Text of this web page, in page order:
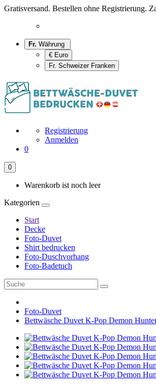
Gratisversand. Bestellen ohne Registrierung.
Fr. Währung
€ Euro
Fr. Schweizer Franken
Registrierung
Anmelden
0
0
Warenkorb ist noch leer
Kategorien
Start
Decke
Foto-Duvet
Shirt bedrucken
Foto-Duschvorhang
Foto-Badetuch
Foto-Duvet
Bettwäsche Duvet K-Pop Demon